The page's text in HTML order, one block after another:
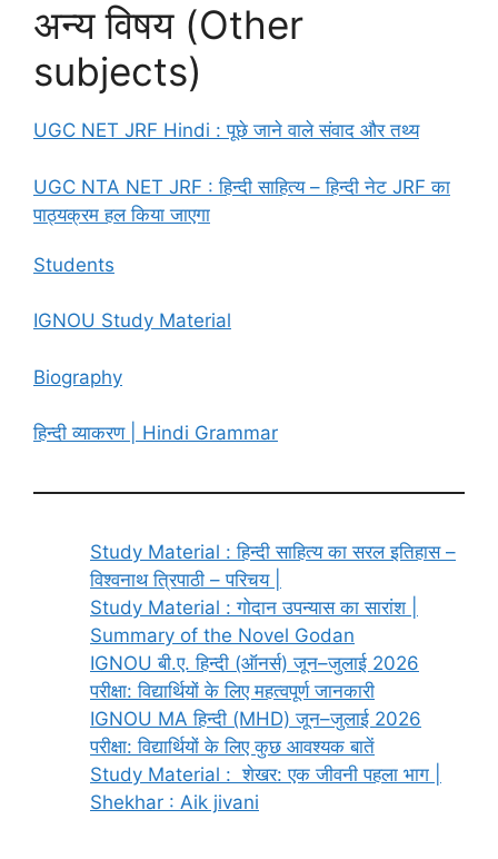
अन्य विषय (Other
subjects)
UGC NET JRF Hindi : पूछे जाने वाले संवाद और तथ्य
UGC NTA NET JRF : हिन्दी साहित्य – हिन्दी नेट JRF का
पाठ्यक्रम हल किया जाएगा
Students
IGNOU Study Material
Biography
हिन्दी व्याकरण | Hindi Grammar
Study Material : हिन्दी साहित्य का सरल इतिहास –
विश्वनाथ त्रिपाठी – परिचय |
Study Material : गोदान उपन्यास का सारांश |
Summary of the Novel Godan
IGNOU बी.ए. हिन्दी (ऑनर्स) जून–जुलाई 2026
परीक्षा: विद्यार्थियों के लिए महत्वपूर्ण जानकारी
IGNOU MA हिन्दी (MHD) जून–जुलाई 2026
परीक्षा: विद्यार्थियों के लिए कुछ आवश्यक बातें
Study Material : शेखर: एक जीवनी पहला भाग |
Shekhar : Aik jivani